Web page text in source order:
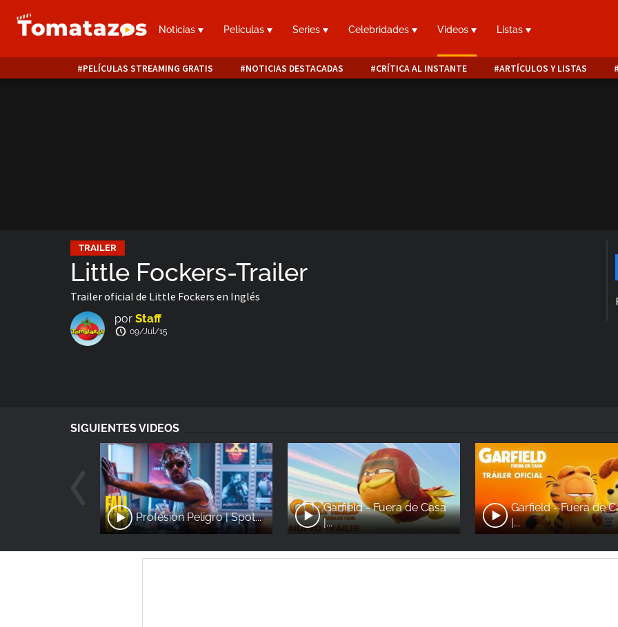
Noticias Películas Series Celebridades Videos Listas
PELÍCULAS STREAMING GRATIS NOTICIAS DESTACADAS CRÍTICA AL INSTANTE ARTÍCULOS Y LISTAS
TRAILER
Little Fockers-Trailer
Trailer oficial de Little Fockers en Inglés
por Staff
09/Jul/15
SIGUIENTES VIDEOS
Profesión Peligro | Spot...
Garfield - Fuera de Casa
|...
Garfield - Fuera de
|...